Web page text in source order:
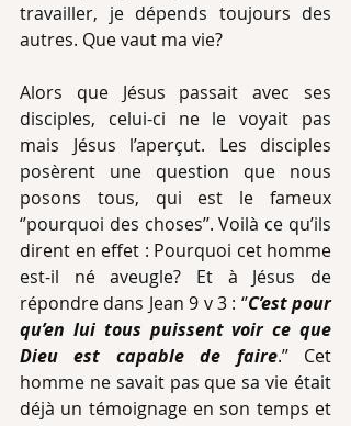
travailler, je dépends toujours des
autres. Que vaut ma vie?
Alors que Jésus passait avec ses
disciples, celui-ci ne le voyait pas
mais Jésus l’aperçut. Les disciples
posèrent une question que nous
posons tous, qui est le fameux
‘’pourquoi des choses’’. Voilà ce qu’ils
dirent en effet : Pourquoi cet homme
est-il né aveugle? Et à Jésus de
répondre dans Jean 9 v 3 : ‘’C’est pour
qu’en lui tous puissent voir ce que
Dieu est capable de faire.’’ Cet
homme ne savait pas que sa vie était
déjà un témoignage en son temps et